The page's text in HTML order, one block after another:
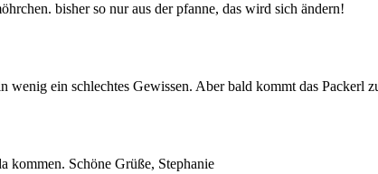
bisher so nur aus der pfanne, das wird sich ändern!
ein schlechtes Gewissen. Aber bald kommt das Packerl
kommen. Schöne Grüße, Stephanie